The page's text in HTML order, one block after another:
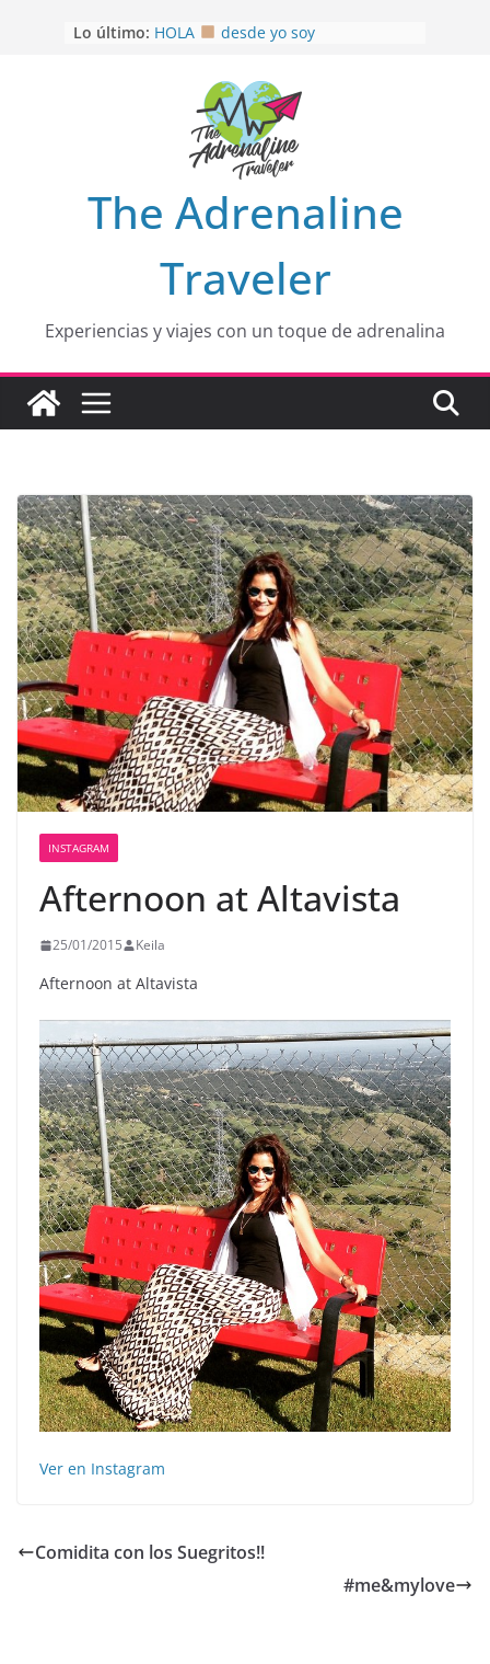
Lo último: OTRA PERSPECTIVA de RÍO EL
Aprovechando que Wen tenía que
EL SENDERO DEL CACAO: Excelente
opción
HOSPEDAJE AL NATURALSHH !!
En
The Adrenaline
Traveler
Experiencias y viajes con un toque de adrenalina
INSTAGRAM
Afternoon at Altavista
25/01/2015 Keila
Afternoon at Altavista
Ver en Instagram
Comidita con los Suegritos!!
#me&mylove